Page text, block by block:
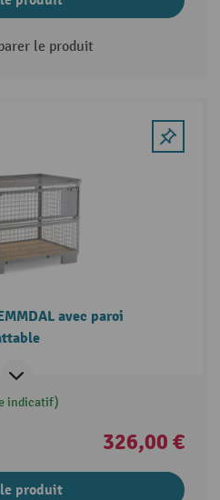
le produit
avec paroi
indicatif)
326,00 €
le produit